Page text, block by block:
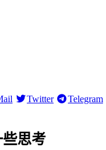
Twitter Telegram
思考